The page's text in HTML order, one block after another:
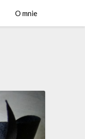
O mnie